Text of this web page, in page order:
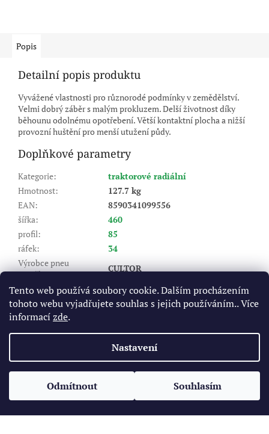
Tento web používá soubory cookie. Dalším procházením
tohoto webu vyjadřujete souhlas s jejich používáním.. Více
informacízde.
Nastavení
Odmítnout Souhlasím
Popis
Detailní popis produktu
Vyvážené vlastnosti pro různorodé podmínky v zemědělství.
Velmi dobrý záběr s malým prokluzem. Delší životnost díky
běhounu odolnému opotřebení. Větší kontaktní plocha a nižší
provozní huštění pro menší utužení půdy.
Doplňkové parametry
Kategorie:
traktorové radiální
Hmotnost:
127.7 kg
EAN:
8590341099556
šířka:
460
profil:
85
ráfek:
34
Výrobce pneu
(značka):
CULTOR
Index nosnosti (LI):
147/144
Rychlostní index (SI):
A8 - do 40 km/hod, B - do 50
t
Vytvořil Shoptet